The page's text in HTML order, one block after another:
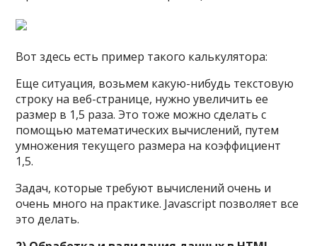
Вот здесь есть пример такого калькулятора:
Еще ситуация, возьмем какую-нибудь текстовую
строку на веб-странице, нужно увеличить ее
размер в 1,5 раза. Это тоже можно сделать с
помощью математических вычислений, путем
умножения текущего размера на коэффициент
1,5.
Задач, которые требуют вычислений очень и
очень много на практике. Javascript позволяет все
это делать.